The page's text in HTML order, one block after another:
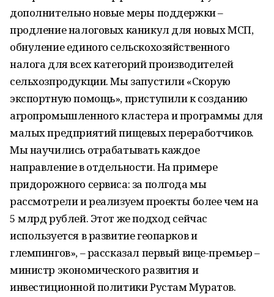
дополнительно новые меры поддержки –
продление налоговых каникул для новых МСП,
обнуление единого сельскохозяйственного
налога для всех категорий производителей
сельхозпродукции. Мы запустили «Скорую
экспортную помощь», приступили к созданию
агропромышленного кластера и программы для
малых предприятий пищевых переработчиков.
Мы научились отрабатывать каждое
направление в отдельности. На примере
придорожного сервиса: за полгода мы
рассмотрели и реализуем проекты более чем на
5 млрд рублей. Этот же подход сейчас
используется в развитие геопарков и
глемпингов», – рассказал первый вице-премьер –
министр экономического развития и
инвестиционной политики Рустам Муратов.